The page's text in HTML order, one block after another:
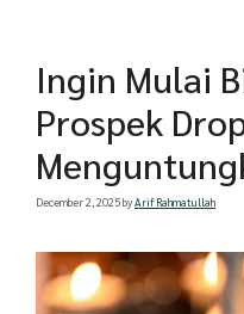
Ingin Mulai
Prospek
December 2, 2025byArif Rahmatullah